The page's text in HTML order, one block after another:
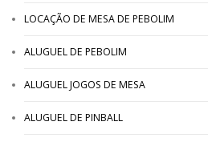
LOCAÇÃO DE MESA DE PEBOLIM
ALUGUEL DE PEBOLIM
ALUGUEL JOGOS DE MESA
ALUGUEL DE PINBALL